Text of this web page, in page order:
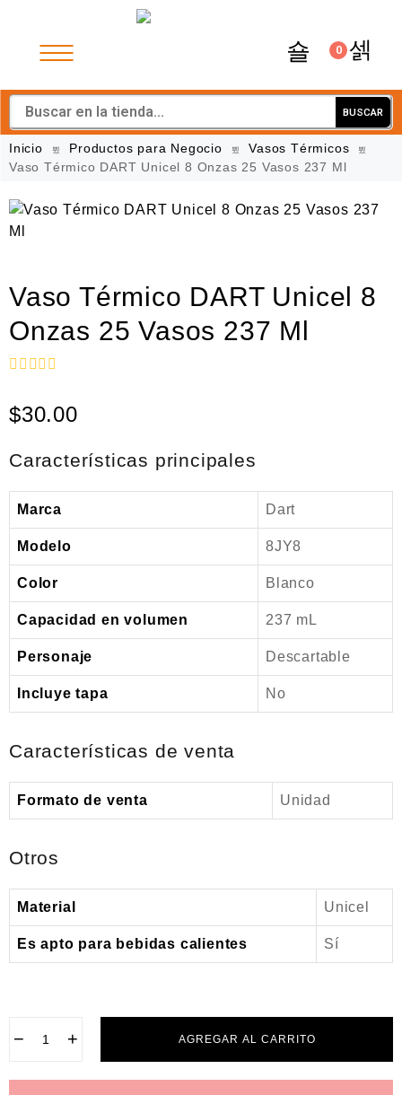
0
BUSCAR
Inicio Productos para Negocio
Vasos Térmicos
Vaso Térmico DART Unicel 8 Onzas 25 Vasos 237 Ml
Vaso Térmico DART Unicel 8
Onzas 25 Vasos 237 Ml
l
o
a
d
0
e
$30.00
Características principales
Marca Dart
Modelo 8JY8
Color Blanco
Capacidad en volumen 237 mL
Personaje Descartable
Incluye tapa No
Características de venta
Formato de venta Unidad
Otros
Material Unicel
Es apto para bebidas calientes Sí
− + AGREGAR AL CARRITO